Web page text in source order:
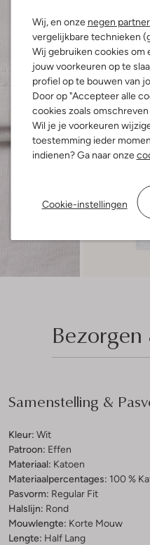
Wij, en onze negen
vergelijkbare technieken
Wij gebruiken cookies om
jouw voorkeuren op te
profiel op te bouwen van
Door op "Accepteer alle
cookies zoals
Wil je je voorkeuren
toestemming ieder
indienen? Ga naar onze
Cookie-instellingen
Samenstelling &
Kleur: Wit
Patroon: Effen
Materiaal: Katoen
Materiaalpercentages: 100 %
Pasvorm: Regular Fit
Halslijn: Rond
Mouwlengte: Korte Mouw
Lengte: Half Lang